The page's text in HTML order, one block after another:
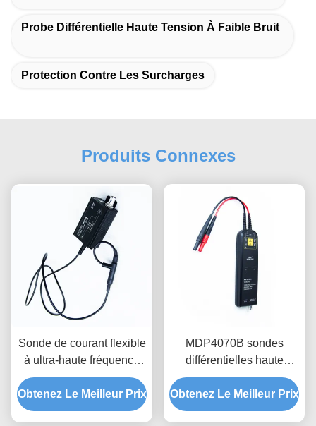
Probe Différentielle Haute Tension À Faible Bruit
Protection Contre Les Surcharges
Produits Connexes
Sonde de courant flexible
à ultra-haute fréquence
UHCT0030A avec haute
sensibilité de 200mV/A,
bande passante de
Obtenez Le Meilleur Prix
MDP4070B sondes
différentielles haute
tension, portée 700V,
mesure flottante de bande
passante 100MHz pour
Obtenez Le Meilleur Prix